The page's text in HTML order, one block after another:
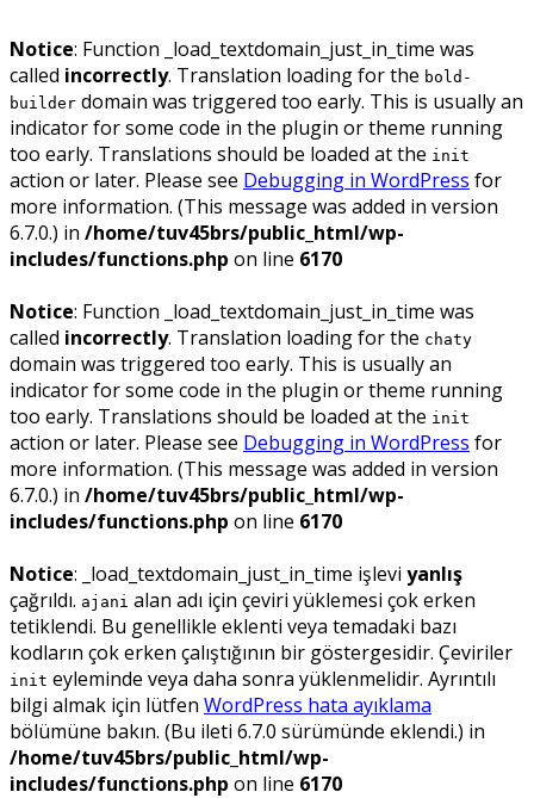
Notice: Function _load_textdomain_just_in_time was
called incorrectly. Translation loading for the bold-
builder domain was triggered too early. This is usually an
indicator for some code in the plugin or theme running
too early. Translations should be loaded at the init
action or later. Please see Debugging in WordPress for
more information. (This message was added in version
6.7.0.) in /home/tuv45brs/public_html/wp-
includes/functions.php on line 6170
Notice: Function _load_textdomain_just_in_time was
called incorrectly. Translation loading for the chaty
domain was triggered too early. This is usually an
indicator for some code in the plugin or theme running
too early. Translations should be loaded at the init
action or later. Please see Debugging in WordPress for
more information. (This message was added in version
6.7.0.) in /home/tuv45brs/public_html/wp-
includes/functions.php on line 6170
Notice: _load_textdomain_just_in_time işlevi yanlış
çağrıldı. ajani alan adı için çeviri yüklemesi çok erken
tetiklendi. Bu genellikle eklenti veya temadaki bazı
kodların çok erken çalıştığının bir göstergesidir. Çeviriler
init eyleminde veya daha sonra yüklenmelidir. Ayrıntılı
bilgi almak için lütfen WordPress hata ayıklama
bölümüne bakın. (Bu ileti 6.7.0 sürümünde eklendi.) in
/home/tuv45brs/public_html/wp-
includes/functions.php on line 6170